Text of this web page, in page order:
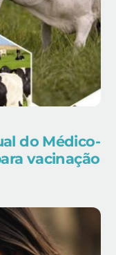
do Médico-
vacinação